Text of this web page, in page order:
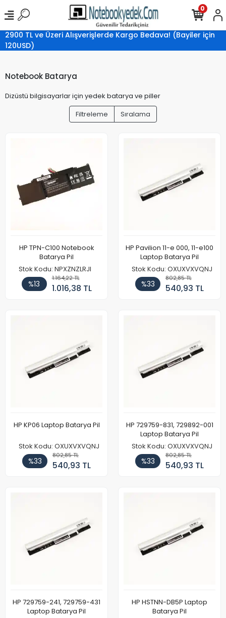
2900 TL ve Üzeri Alışverişlerde Kargo Bedava! (Bayiler için
120USD)
0
Notebook Batarya
Dizüstü bilgisayarlar için yedek batarya ve piller
Filtreleme
Sıralama
HP TPN-C100 Notebook
Batarya Pil
Stok Kodu: NPXZNZLRJI
%13
1.164,22 TL
1.016,38 TL
HP Pavilion 11-e 000, 11-e100
Laptop Batarya Pil
Stok Kodu: OXUXVXVQNJ
%33
802,85 TL
540,93 TL
HP KP06 Laptop Batarya Pil
Stok Kodu: OXUXVXVQNJ
%33
802,85 TL
540,93 TL
HP 729759-831, 729892-001
Laptop Batarya Pil
Stok Kodu: OXUXVXVQNJ
%33
802,85 TL
540,93 TL
HP 729759-241, 729759-431
Laptop Batarya Pil
HP HSTNN-DB5P Laptop
Batarya Pil